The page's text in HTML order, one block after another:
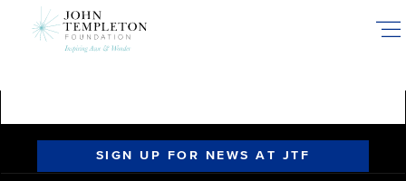
SIGN UP FOR NEWS AT JTF